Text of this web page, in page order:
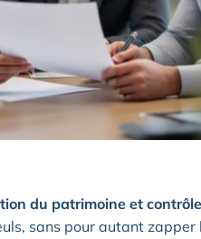
du patrimoine et
sans pour autant